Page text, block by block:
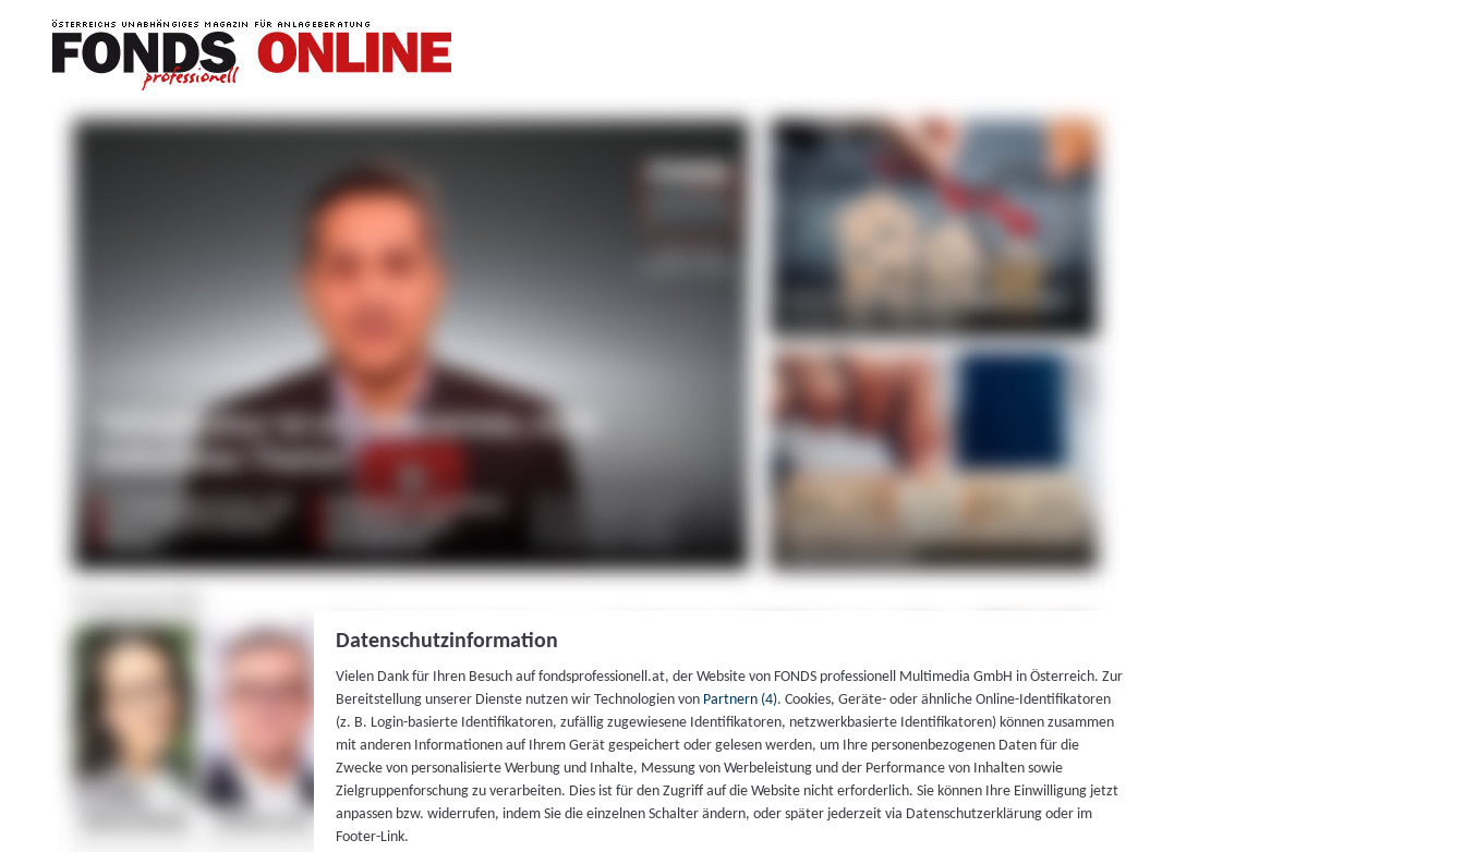
Datenschutzinformation
Vielen Dank für Ihren Besuch auf fondsprofessionell.at, der Website von FONDS professionell Multimedia GmbH in Österreich. Zur
Bereitstellung unserer Dienste nutzen wir Technologien von Partnern (4). Cookies, Geräte- oder ähnliche Online-Identifikatoren
(z. B. Login-basierte Identifikatoren, zufällig zugewiesene Identifikatoren, netzwerkbasierte Identifikatoren) können zusammen
mit anderen Informationen auf Ihrem Gerät gespeichert oder gelesen werden, um Ihre personenbezogenen Daten für die
Zwecke von personalisierte Werbung und Inhalte, Messung von Werbeleistung und der Performance von Inhalten sowie
Zielgruppenforschung zu verarbeiten. Dies ist für den Zugriff auf die Website nicht erforderlich. Sie können Ihre Einwilligung jetzt
anpassen bzw. widerrufen, indem Sie die einzelnen Schalter ändern, oder später jederzeit via Datenschutzerklärung oder im
Footer-Link.